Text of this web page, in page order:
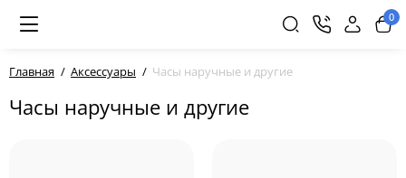
0
Главная Аксессуары Часы наручные и другие
Часы наручные и другие